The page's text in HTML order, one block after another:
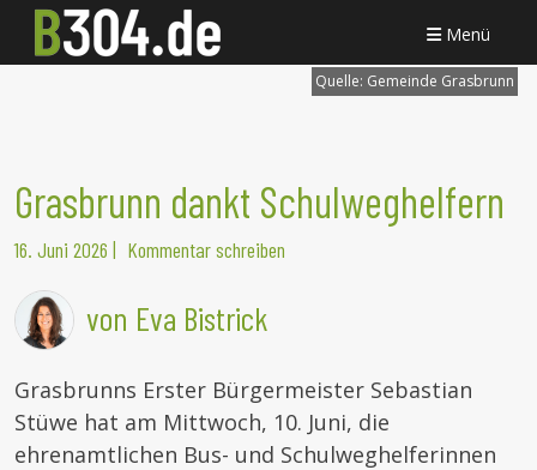
Menü
Quelle: Gemeinde Grasbrunn
Grasbrunn dankt Schulweghelfern
16. Juni 2026 | Kommentar schreiben
von Eva Bistrick
Grasbrunns Erster Bürgermeister Sebastian
Stüwe hat am Mittwoch, 10. Juni, die
ehrenamtlichen Bus- und Schulweghelferinnen